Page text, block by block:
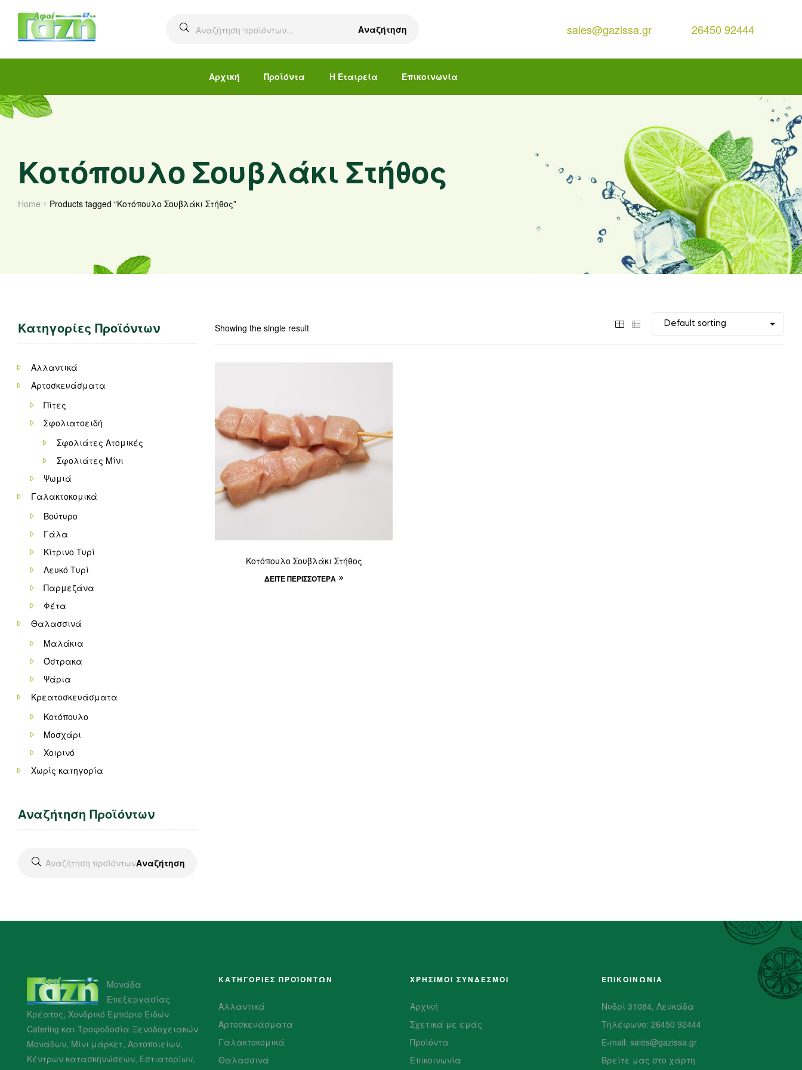
Αναζήτηση sales@gazissa.gr 26450 92444
Αρχική Προϊόντα Η Εταιρεία Επικοινωνία
Κοτόπουλο Σουβλάκι Στήθος
Home Products tagged “Κοτόπουλο Σουβλάκι Στήθος”
Showing the single result
Κοτόπουλο Σουβλάκι Στήθος
ΔΕΊΤΕ ΠΕΡΙΣΣΌΤΕΡΑ
Κατηγορίες Προϊόντων
Αλλαντικά
Αρτοσκευάσματα
Πίτες
Σφολιατοειδή
Σφολιάτες Ατομικές
Σφολιάτες Μίνι
Ψωμιά
Γαλακτοκομικά
Βούτυρο
Γάλα
Κίτρινο Τυρί
Λευκό Τυρί
Παρμεζάνα
Φέτα
Θαλασσινά
Μαλάκια
Όστρακα
Ψάρια
Κρεατοσκευάσματα
Κοτόπουλο
Μοσχάρι
Χοιρινό
Χωρίς κατηγορία
Αναζήτηση Προϊόντων
Αναζήτηση
Μονάδα
Επεξεργασίας
Κρέατος, Χονδρικό Εμπόριο Ειδών
Catering και Τροφοδοσία Ξενοδοχειακών
Μονάδων, Μίνι μάρκετ, Αρτοποιείων,
Κέντρων κατασκηνώσεων, Εστιατορίων,
ΚΑΤΗΓΟΡΙΕΣ ΠΡΟΪΌΝΤΩΝ
Αλλαντικά
Αρτοσκευάσματα
Γαλακτοκομικά
Θαλασσινά
ΧΡΗΣΙΜΟΙ ΣΥΝΔΕΣΜΟΙ
Αρχική
Σχετικά με εμάς
Προϊόντα
Επικοινωνία
ΕΠΙΚΟΙΝΩΝΙΑ
Νυδρί 31084, Λευκάδα
Τηλέφωνο: 26450 92444
E-mail: sales@gazissa.gr
Βρείτε μας στο χάρτη